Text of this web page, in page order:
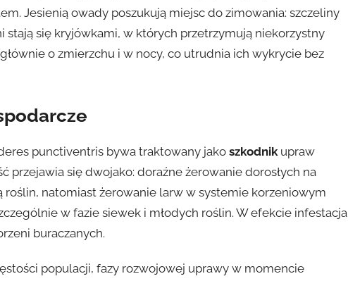
Jesienią owady poszukują miejsc do zimowania: szczeliny
się kryjówkami, w których przetrzymują niekorzystny
o zmierzchu i w nocy, co utrudnia ich wykrycie bez
punctiventris bywa traktowany jako szkodnikupraw
przejawia się dwojako: doraźne żerowanie dorosłych na
natomiast żerowanie larw w systemie korzeniowym
w fazie siewek i młodych roślin. W efekcie infestacja
buraczanych.
populacji, fazy rozwojowej uprawy w momencie